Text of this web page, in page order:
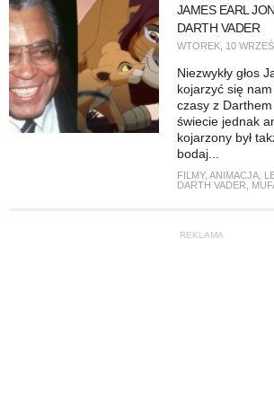
JAMES EARL
DARTH VADER
WTOREK, 10
Niezwykły głos
kojarzyć się
czasy z
świecie jednak
kojarzony był
bodaj...
FILMY, ANIMACJA,
DARTH VADER
REKLAMA